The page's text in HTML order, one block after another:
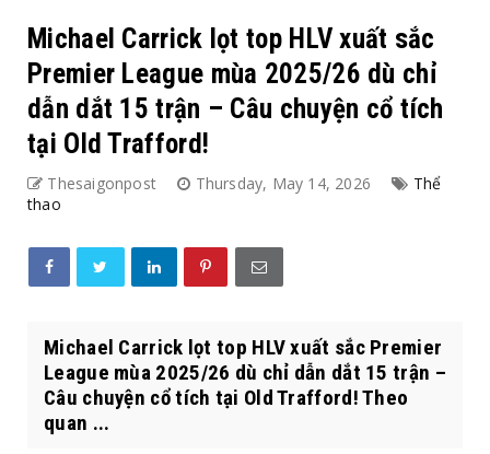
Michael Carrick lọt top HLV xuất sắc
Premier League mùa 2025/26 dù chỉ
dẫn dắt 15 trận – Câu chuyện cổ tích
tại Old Trafford!
Thesaigonpost Thursday, May 14, 2026
Thể
thao
Michael Carrick lọt top HLV xuất sắc Premier
League mùa 2025/26 dù chỉ dẫn dắt 15 trận –
Câu chuyện cổ tích tại Old Trafford! Theo
quan ...